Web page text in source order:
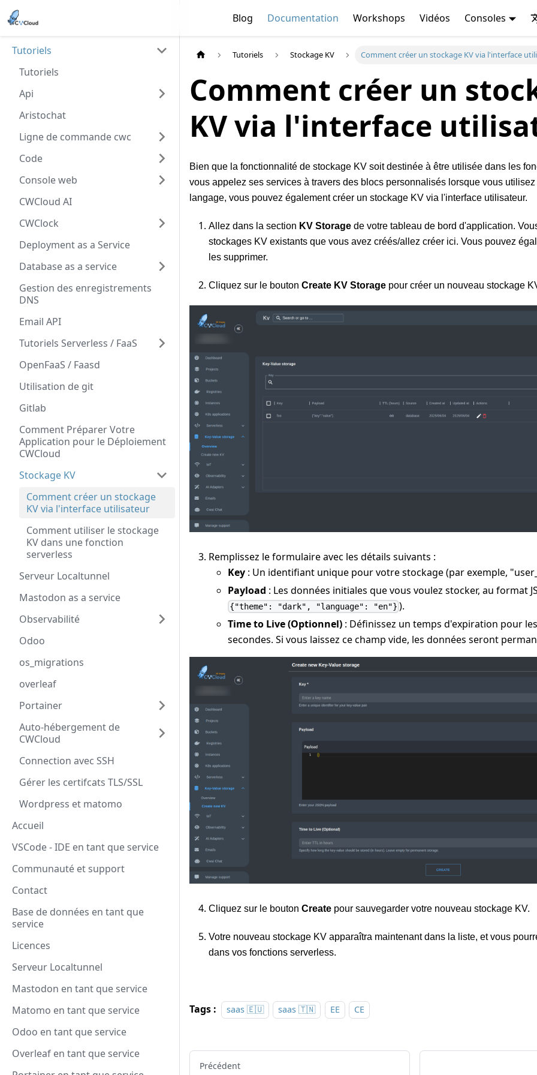
Blog Documentation Workshops Vidéos Consoles
Tutoriels
Tutoriels
Api
Aristochat
Ligne de commande cwc
Code
Console web
CWCloud AI
CWClock
Deployment as a Service
Database as a service
Gestion des enregistrements
DNS
Email API
Tutoriels Serverless / FaaS
OpenFaaS / Faasd
Utilisation de git
Gitlab
Comment Préparer Votre
Application pour le Déploiement
CWCloud
Stockage KV
Comment créer un stockage
KV via l'interface utilisateur
Comment utiliser le stockage
KV dans une fonction
serverless
Serveur Localtunnel
Mastodon as a service
Observabilité
Odoo
os_migrations
overleaf
Portainer
Auto-hébergement de
CWCloud
Connection avec SSH
Gérer les certifcats TLS/SSL
Wordpress et matomo
Accueil
VSCode - IDE en tant que service
Communauté et support
Contact
Base de données en tant que
service
Licences
Serveur Localtunnel
Mastodon en tant que service
Matomo en tant que service
Odoo en tant que service
Overleaf en tant que service
Tutoriels Stockage KV Comment créer un stockage KV via l'interface
Comment créer un
KV via l'interface
Bien que la fonctionnalité de stockage KV soit destinée à être utilisée dans les
vous appelez ses services à travers des blocs personnalisés lorsque vous
langage, vous pouvez également créer un stockage KV via l'interface utilisateur.
Allez dans la section KV Storage de votre tableau de bord d'application.
stockages KV existants que vous avez créés/allez créer ici. Vous pouvez
les supprimer.
Cliquez sur le bouton Create KV Storage pour créer un nouveau stockage
Remplissez le formulaire avec les détails suivants :
Key : Un identifiant unique pour votre stockage (par exemple,
Payload : Les données initiales que vous voulez stocker, au format
{"theme": "dark", "language": "en"} ).
Time to Live (Optionnel) : Définissez un temps d'expiration pour
secondes. Si vous laissez ce champ vide, les données seront
Cliquez sur le bouton Create pour sauvegarder votre nouveau stockage KV.
Votre nouveau stockage KV apparaîtra maintenant dans la liste, et vous
dans vos fonctions serverless.
Tags : saas 🇪🇺 saas 🇹🇳 EE CE
Précédent